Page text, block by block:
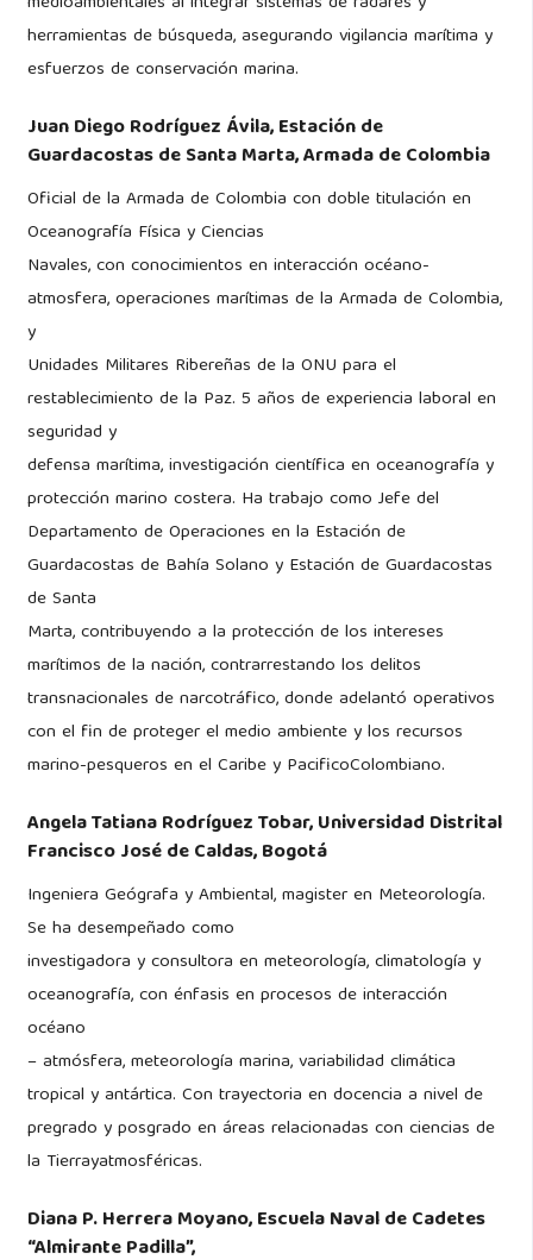
herramientas de búsqueda, asegurando vigilancia marítima y
esfuerzos de conservación marina.
Juan Diego Rodríguez Ávila,Estación de
Guardacostas de Santa Marta, Armada de Colombia
Oficial de la Armada de Colombia con doble titulación en
Oceanografía Física y Ciencias
Navales, con conocimientos en interacción océano-
atmosfera, operaciones marítimas de la Armada de Colombia,
y
Unidades Militares Ribereñas de la ONU para el
restablecimiento de la Paz. 5 años de experiencia laboral en
seguridad y
defensa marítima, investigación científica en oceanografía y
protección marino costera. Ha trabajo como Jefe del
Departamento de Operaciones en la Estación de
Guardacostas de Bahía Solano y Estación de Guardacostas
de Santa
Marta, contribuyendo a la protección de los intereses
marítimos de la nación, contrarrestando los delitos
transnacionales de narcotráfico, donde adelantó operativos
con el fin de proteger el medio ambiente y los recursos
marino-pesqueros en el Caribe y PacificoColombiano.
Angela Tatiana Rodríguez Tobar,Universidad Distrital
Francisco José de Caldas, Bogotá
Ingeniera Geógrafa y Ambiental, magister en Meteorología.
Se ha desempeñado como
investigadora y consultora en meteorología, climatología y
oceanografía, con énfasis en procesos de interacción
océano
– atmósfera, meteorología marina, variabilidad climática
tropical y antártica. Con trayectoria en docencia a nivel de
pregrado y posgrado en áreas relacionadas con ciencias de
la Tierrayatmosféricas.
Diana P. Herrera Moyano,Escuela Naval de Cadetes
“Almirante Padilla”,